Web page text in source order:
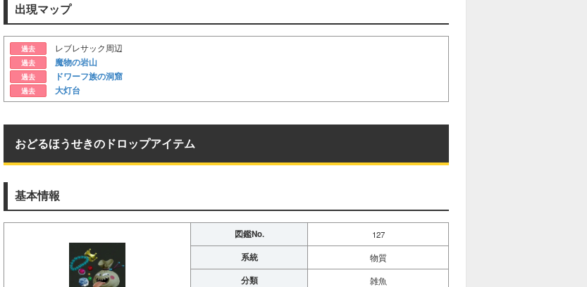
出現マップ
過去 レブレサック周辺
過去 魔物の岩山
過去 ドワーフ族の洞窟
過去 大灯台
おどるほうせきのドロップアイテム
基本情報
図鑑No. 127
系統 物質
分類 雑魚